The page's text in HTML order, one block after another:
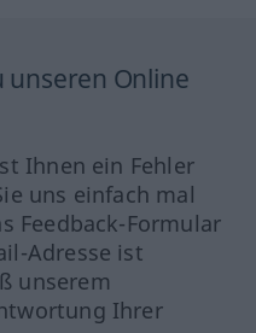
unseren Online
Ihnen ein Fehler
uns einfach mal
Feedback-Formular
Adresse ist
unserem
Ihrer